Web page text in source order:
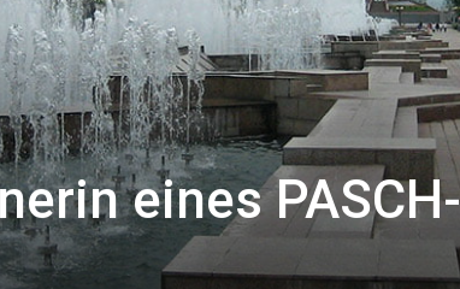
eines PASCH-